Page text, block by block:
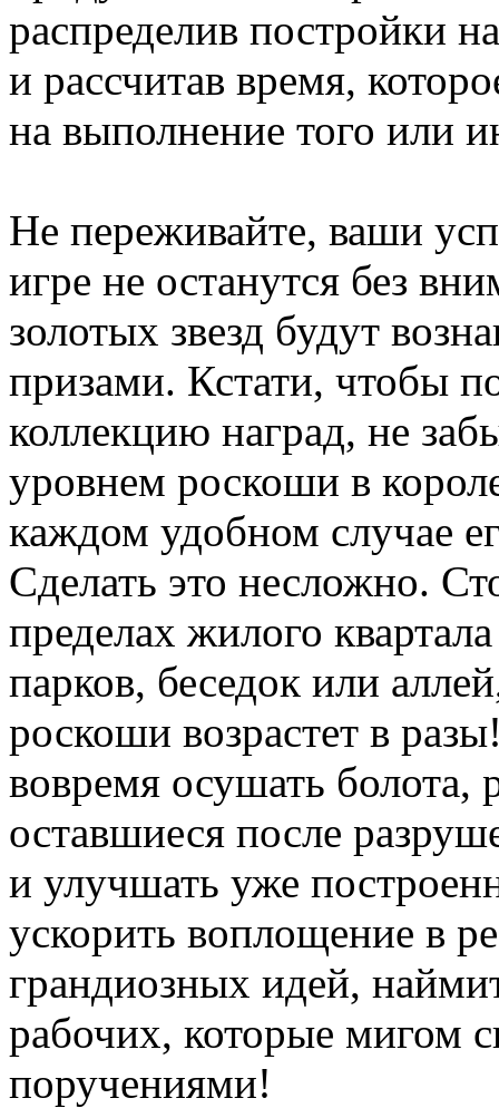
распределив постройки
и рассчитав время,
на выполнение того или
Не переживайте, ваши
игре не останутся без
золотых звезд будут
призами. Кстати, чтобы
коллекцию наград, не
уровнем роскоши в
каждом удобном случае
Сделать это несложно.
пределах жилого
парков, беседок или
роскоши возрастет в
вовремя осушать болота,
оставшиеся после
и улучшать уже
ускорить воплощение в
грандиозных идей,
рабочих, которые мигом
поручениями!